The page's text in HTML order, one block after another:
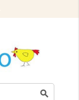
search